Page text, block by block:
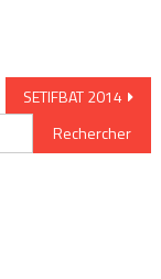
SETIFBAT 2014